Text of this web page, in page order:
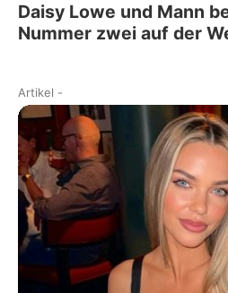
Daisy Lowe und Mann
Nummer zwei auf der
Artikel -